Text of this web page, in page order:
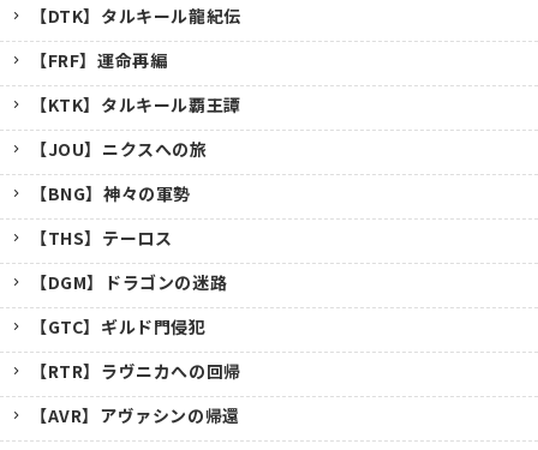
【DTK】タルキール龍紀伝
【FRF】運命再編
【KTK】タルキール覇王譚
【JOU】ニクスへの旅
【BNG】神々の軍勢
【THS】テーロス
【DGM】ドラゴンの迷路
【GTC】ギルド門侵犯
【RTR】ラヴニカへの回帰
【AVR】アヴァシンの帰還